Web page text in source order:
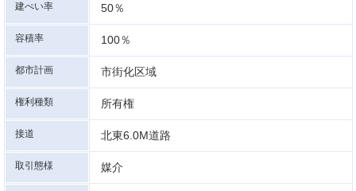
建ぺい率 50％
容積率 100％
都市計画 市街化区域
権利種類 所有権
接道 北東6.0M道路
取引態様 媒介